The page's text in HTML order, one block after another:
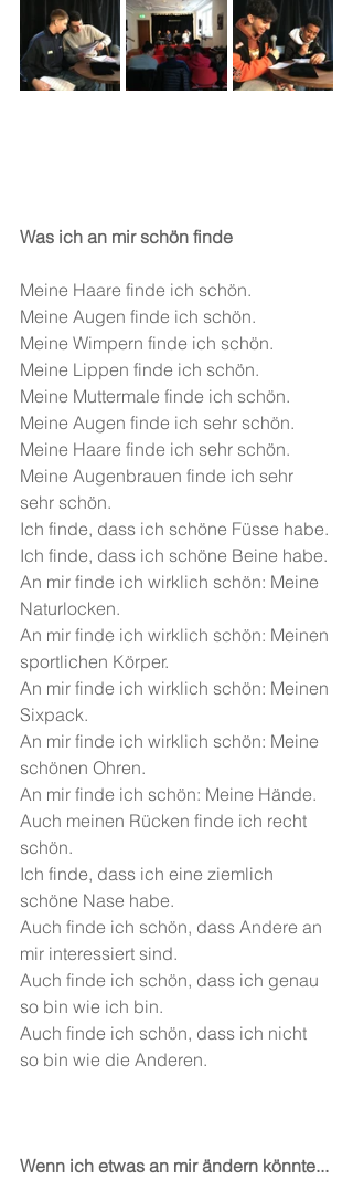
Was ich an mir schön finde
Meine Haare finde ich schön.
Meine Augen finde ich schön.
Meine Wimpern finde ich schön.
Meine Lippen finde ich schön.
Meine Muttermale finde ich schön.
Meine Augen finde ich sehr schön.
Meine Haare finde ich sehr schön.
Meine Augenbrauen finde ich sehr
sehr schön.
Ich finde, dass ich schöne Füsse habe.
Ich finde, dass ich schöne Beine habe.
An mir finde ich wirklich schön: Meine
Naturlocken.
An mir finde ich wirklich schön: Meinen
sportlichen Körper.
An mir finde ich wirklich schön: Meinen
Sixpack.
An mir finde ich wirklich schön: Meine
schönen Ohren.
An mir finde ich schön: Meine Hände.
Auch meinen Rücken finde ich recht
schön.
Ich finde, dass ich eine ziemlich
schöne Nase habe.
Auch finde ich schön, dass Andere an
mir interessiert sind.
Auch finde ich schön, dass ich genau
so bin wie ich bin.
Auch finde ich schön, dass ich nicht
so bin wie die Anderen.
Wenn ich etwas an mir ändern könnte...